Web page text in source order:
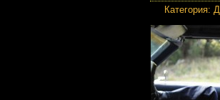
Категория: